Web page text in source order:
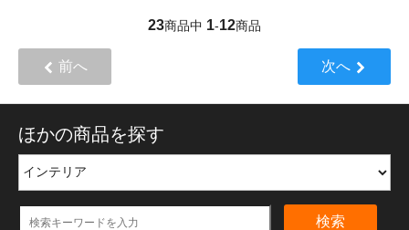
23商品中 1-12商品
前へ 次へ
ほかの商品を探す
検索